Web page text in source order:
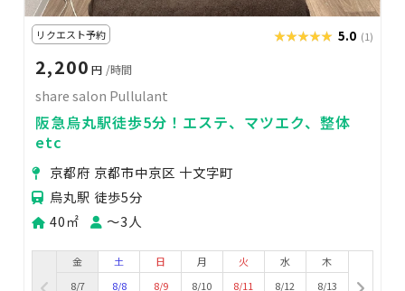
リクエスト予約 ★★★★★
★★★★★ 5.0 (1)
2,200 円 /時間
share salon Pullulant
阪急烏丸駅徒歩5分！エステ、マツエク、整体
etc
京都府 京都市中京区 十文字町
烏丸駅 徒歩5分
40㎡
〜3人
金
8/7
土
8/8
日
8/9
月
8/10
火
8/11
水
8/12
木
8/13